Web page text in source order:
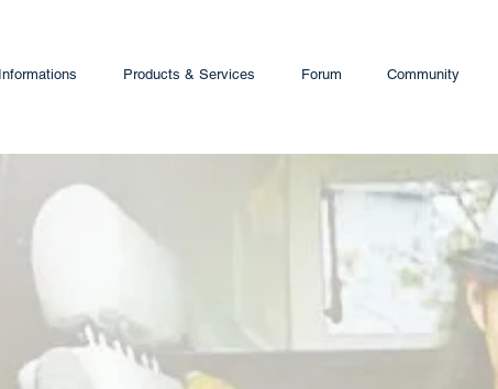
Informations Products & Services Forum Community